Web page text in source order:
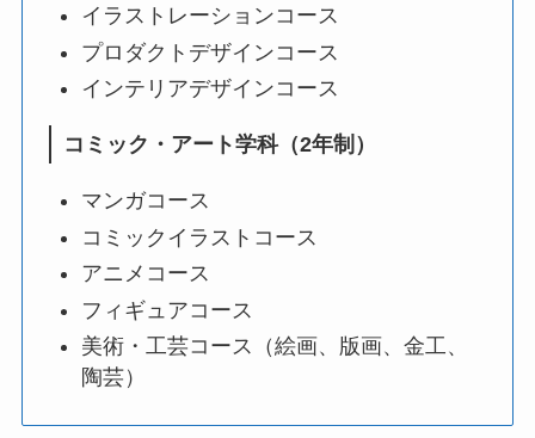
イラストレーションコース
プロダクトデザインコース
インテリアデザインコース
コミック・アート学科（2年制）
マンガコース
コミックイラストコース
アニメコース
フィギュアコース
美術・工芸コース（絵画、版画、金工、
陶芸）